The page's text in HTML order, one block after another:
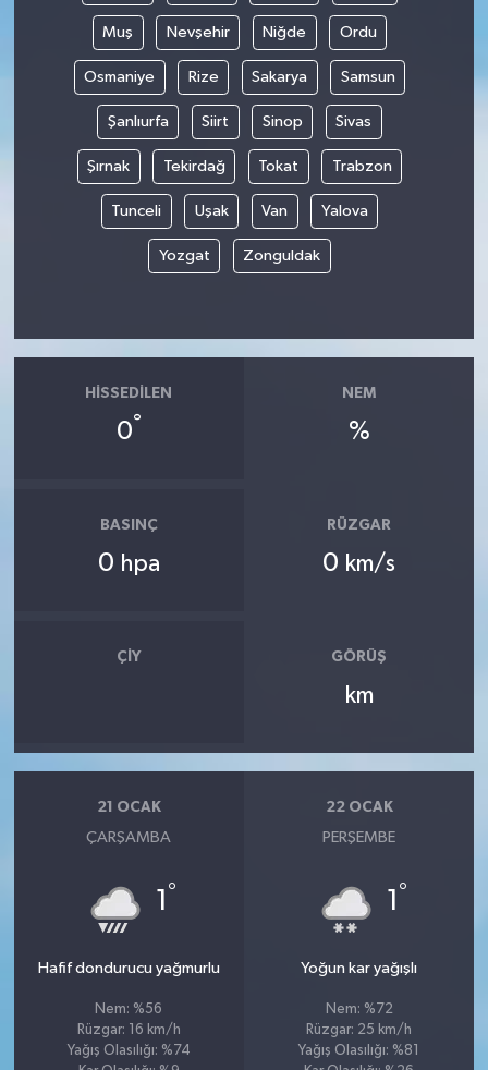
Muş Nevşehir Niğde Ordu
Osmaniye Rize Sakarya Samsun
Şanlıurfa Siirt Sinop Sivas
Şırnak Tekirdağ Tokat Trabzon
Tunceli Uşak Van Yalova
Yozgat Zonguldak
HISSEDILEN
0°
NEM
%
BASINÇ
0 hpa
RÜZGAR
0 km/s
ÇIY GÖRÜŞ
km
21 OCAK
ÇARŞAMBA
1 °
Hafif dondurucu yağmurlu
Nem: %56
Rüzgar: 16 km/h
Yağış Olasılığı: %74
22 OCAK
PERŞEMBE
1 °
Yoğun kar yağışlı
Nem: %72
Rüzgar: 25 km/h
Yağış Olasılığı: %81